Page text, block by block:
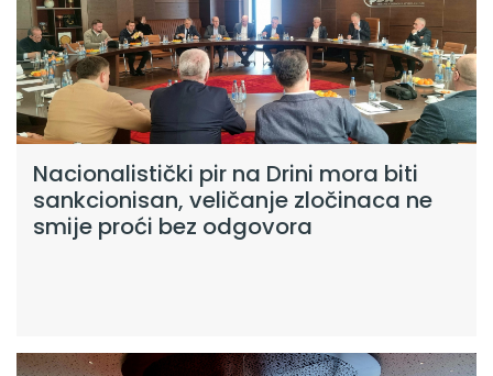
Nacionalistički pir na Drini mora biti
sankcionisan, veličanje zločinaca ne
smije proći bez odgovora